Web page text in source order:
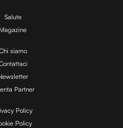
Salute
Magazine
siamo
Partner
Policy
Policy